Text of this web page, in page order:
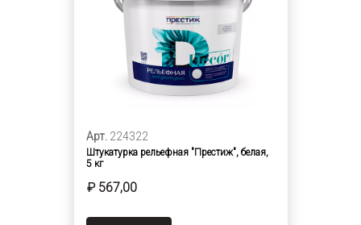
Арт. 224322
Штукатурка рельефная "Престиж", белая,
5 кг
₽ 567,00